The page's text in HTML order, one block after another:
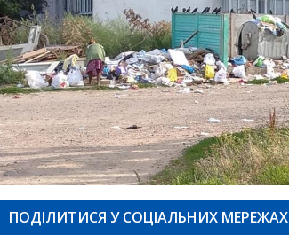
ПОДІЛИТИСЯ У СОЦІАЛЬНИХ МЕРЕЖАХ